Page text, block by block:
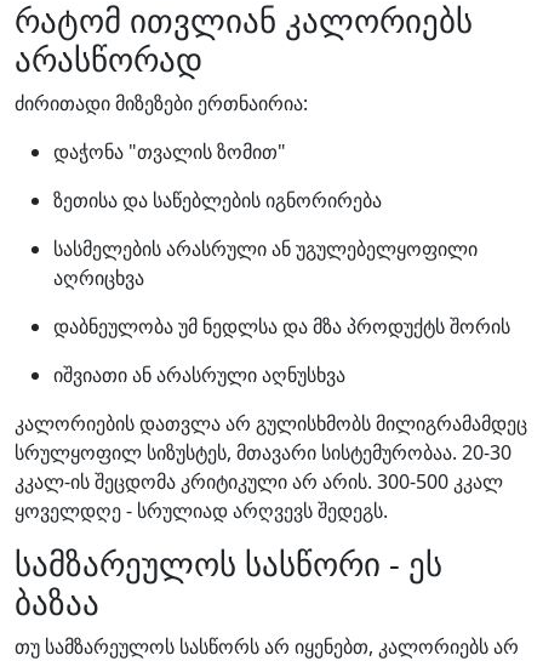
რატომ ითვლიან კალორიებს
არასწორად
ძირითადი მიზეზები ერთნაირია:
დაჭონა "თვალის ზომით"
ზეთისა და საწებლების იგნორირება
სასმელების არასრული ან უგულებელყოფილი
აღრიცხვა
დაბნეულობა უმ ნედლსა და მზა პროდუქტს შორის
იშვიათი ან არასრული აღნუსხვა
კალორიების დათვლა არ გულისხმობს მილიგრამამდეც
სრულყოფილ სიზუსტეს, მთავარი სისტემურობაა. 20-30
კკალ-ის შეცდომა კრიტიკული არ არის. 300-500 კკალ
ყოველდღე - სრულიად არღვევს შედეგს.
სამზარეულოს სასწორი - ეს
ბაზაა
თუ სამზარეულოს სასწორს არ იყენებთ, კალორიებს არ